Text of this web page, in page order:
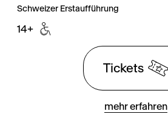
Schweizer Erstaufführung
14+
Tickets
mehr erfahren